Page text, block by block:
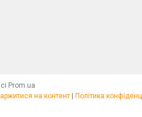
Prom.ua
на контент | Політика